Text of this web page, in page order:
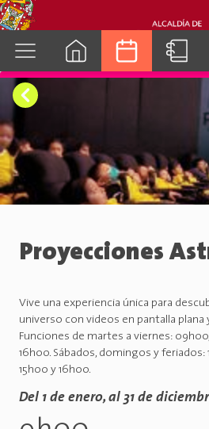
Proyecciones
Vive una experiencia única para
universo con videos en pantalla plana
Funciones de martes a viernes: 09h00,
16h00. Sábados, domingos y feriados:
15h00 y 16h00.
Del 1 de enero, al 31 de